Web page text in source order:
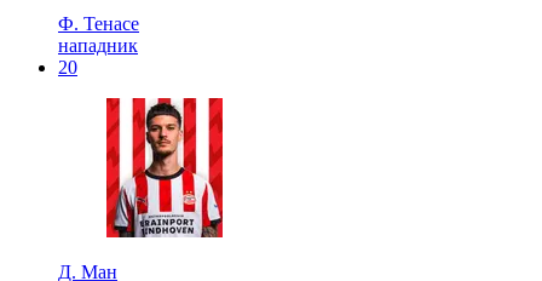
Ф. Тенасе
нападник
20
Д. Ман